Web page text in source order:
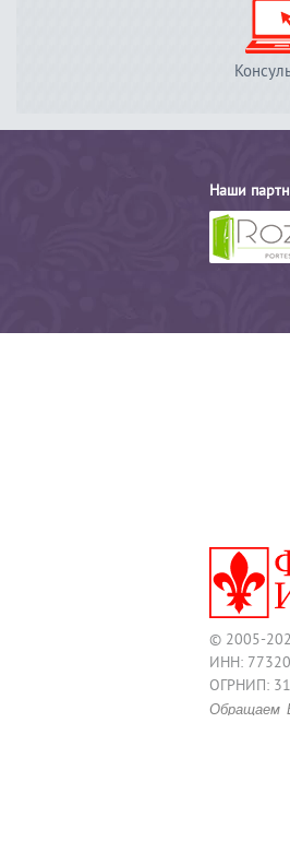
Наши
© 2005-
ИНН:
ОГРНИП:
Обращаем